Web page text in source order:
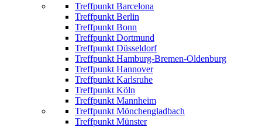
Treffpunkt Barcelona
Treffpunkt Berlin
Treffpunkt Bonn
Treffpunkt Dortmund
Treffpunkt Düsseldorf
Treffpunkt Hamburg-Bremen-Oldenburg
Treffpunkt Hannover
Treffpunkt Karlsruhe
Treffpunkt Köln
Treffpunkt Mannheim
Treffpunkt Mönchengladbach
Treffpunkt Münster